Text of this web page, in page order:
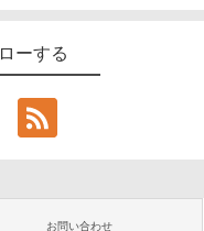
ーする
お問い合わせ